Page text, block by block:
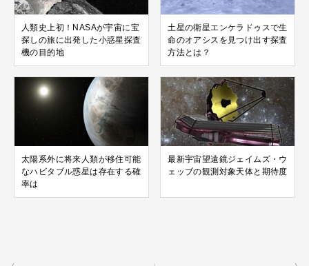
人類史上初！NASAが宇宙に宝
探しの旅に出発した小惑星探査
機の目的地
土星の衛星エンケラドゥスで生
命のオアシスを見つけ出す探査
方法とは？
太陽系外に将来人類が移住可能
なハビタブル惑星は存在する確
率は
最新宇宙望遠鏡ジェイムズ・ウ
ェッブの観測対象天体と期待度